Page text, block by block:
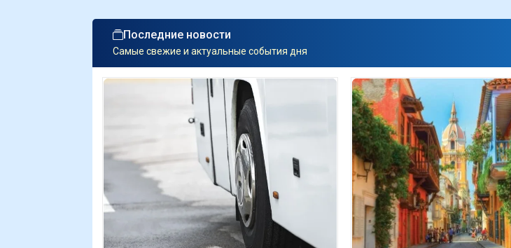
Последние новости
Самые свежие и актуальные события дня